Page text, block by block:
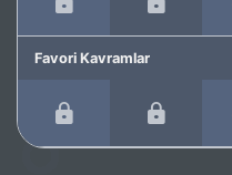
Favori Kavramlar